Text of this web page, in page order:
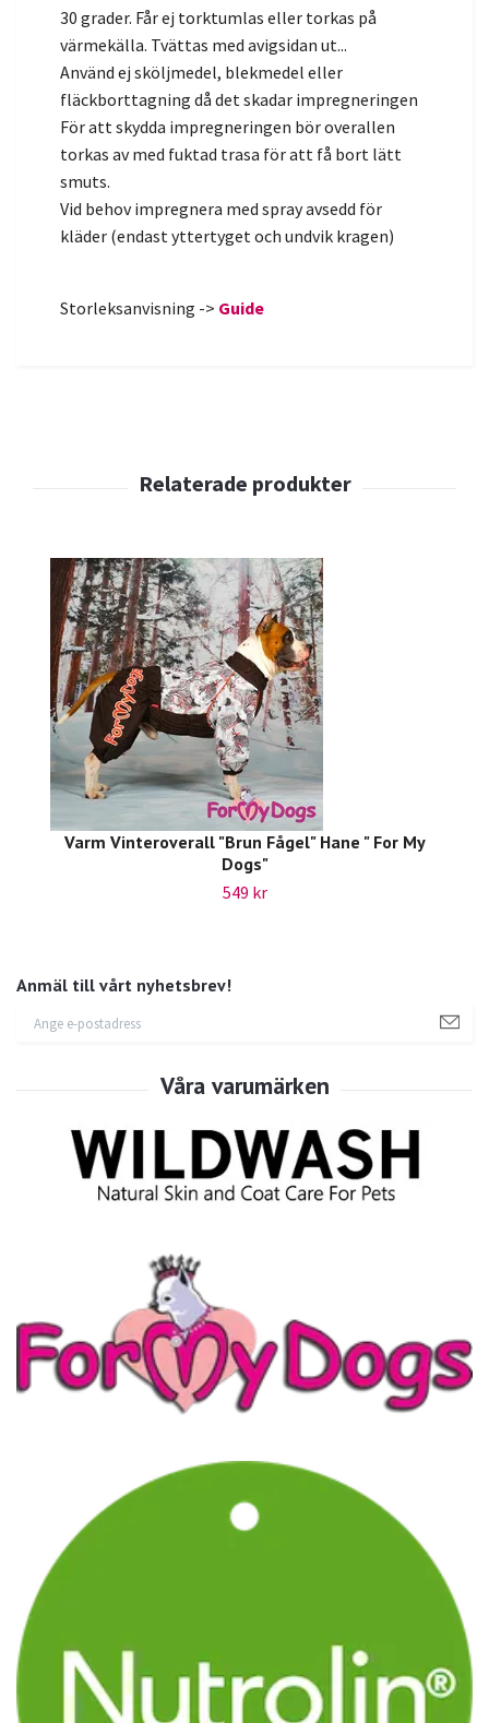
Anmäl till vårt nyhetsbrev!
30 grader. Får ej torktumlas eller torkas på
värmekälla. Tvättas med avigsidan ut...
Använd ej sköljmedel, blekmedel eller
fläckborttagning då det skadar impregneringen
För att skydda impregneringen bör overallen
torkas av med fuktad trasa för att få bort lätt
smuts.
Vid behov impregnera med spray avsedd för
kläder (endast yttertyget och undvik kragen)
Storleksanvisning -> Guide
Varm Vinteroverall "Brun Fågel" Hane " For My
Dogs"
549 kr